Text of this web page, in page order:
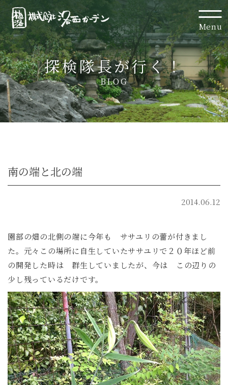
Menu
探検隊長が行く！
BLOG
南の端と北の端
2014.06.12
園部の畑の北側の端に今年も ササユリの蕾が付きまし
た。元々この場所に自生していたササユリで２０年ほど前
の開発した時は 群生していましたが、今は この辺りの
少し残っているだけです。